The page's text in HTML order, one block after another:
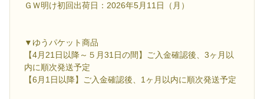
ＧＷ明け初回出荷日：2026年5月11日（月）
▼ゆうパケット商品
【4月21日以降～５月31日の間】ご入金確認後、3ヶ月以
内に順次発送予定
【6月1日以降】ご入金確認後、1ヶ月以内に順次発送予定